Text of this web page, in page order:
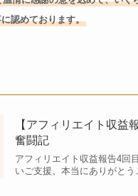
認めております。
【アフィリエイト収益
奮闘記
アフィリエイト収益報告4回
いご支援、本当にありがと